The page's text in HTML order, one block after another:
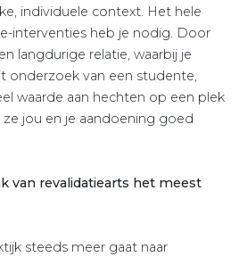
individuele context. Het hele
interventies heb je nodig. Door
langdurige relatie, waarbij je
onderzoek van een studente,
waarde aan hechten op een plek
jou en je aandoening goed
van revalidatiearts het meest
steeds meer gaat naar